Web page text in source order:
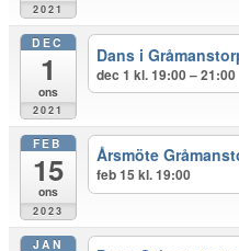
2021
DEC
1
ons
2021
Dans i
dec 1 kl. 19:00 – 21:00
FEB
15
ons
2023
Årsmöte
feb 15 kl. 19:00
JAN